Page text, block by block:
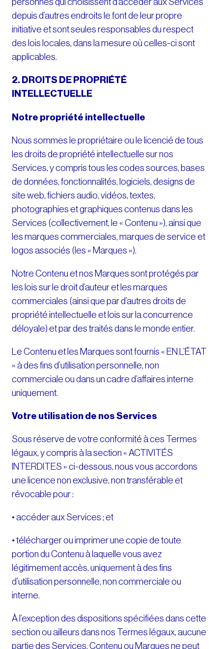
personnes qui choisissent d’accéder aux Services
depuis d’autres endroits le font de leur propre
initiative et sont seules responsables du respect
des lois locales, dans la mesure où celles-ci sont
applicables.
2. DROITS DE PROPRIÉTÉ
INTELLECTUELLE
Notre propriété intellectuelle
Nous sommes le propriétaire ou le licencié de tous
les droits de propriété intellectuelle sur nos
Services, y compris tous les codes sources, bases
de données, fonctionnalités, logiciels, designs de
site web, fichiers audio, vidéos, textes,
photographies et graphiques contenus dans les
Services (collectivement, le « Contenu »), ainsi que
les marques commerciales, marques de service et
logos associés (les « Marques »).
Notre Contenu et nos Marques sont protégés par
les lois sur le droit d’auteur et les marques
commerciales (ainsi que par d’autres droits de
propriété intellectuelle et lois sur la concurrence
déloyale) et par des traités dans le monde entier.
Le Contenu et les Marques sont fournis « EN L’ÉTAT
» à des fins d’utilisation personnelle, non
commerciale ou dans un cadre d’affaires interne
uniquement.
Votre utilisation de nos Services
Sous réserve de votre conformité à ces Termes
légaux, y compris à la section « ACTIVITÉS
INTERDITES » ci-dessous, nous vous accordons
une licence non exclusive, non transférable et
révocable pour :
• accéder aux Services ; et
• télécharger ou imprimer une copie de toute
portion du Contenu à laquelle vous avez
légitimement accès, uniquement à des fins
d’utilisation personnelle, non commerciale ou
interne.
À l’exception des dispositions spécifiées dans cette
section ou ailleurs dans nos Termes légaux, aucune
partie des Services, Contenu ou Marques ne peut